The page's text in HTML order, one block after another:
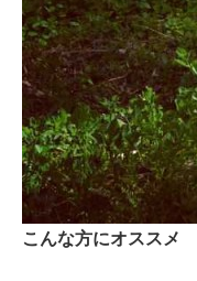
こんな方にオススメ